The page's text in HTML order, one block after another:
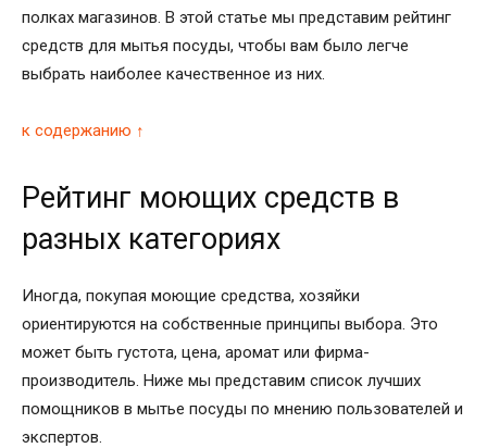
полках магазинов. В этой статье мы представим рейтинг
средств для мытья посуды, чтобы вам было легче
выбрать наиболее качественное из них.
к содержанию ↑
Рейтинг моющих средств в
разных категориях
Иногда, покупая моющие средства, хозяйки
ориентируются на собственные принципы выбора. Это
может быть густота, цена, аромат или фирма-
производитель. Ниже мы представим список лучших
помощников в мытье посуды по мнению пользователей и
экспертов.